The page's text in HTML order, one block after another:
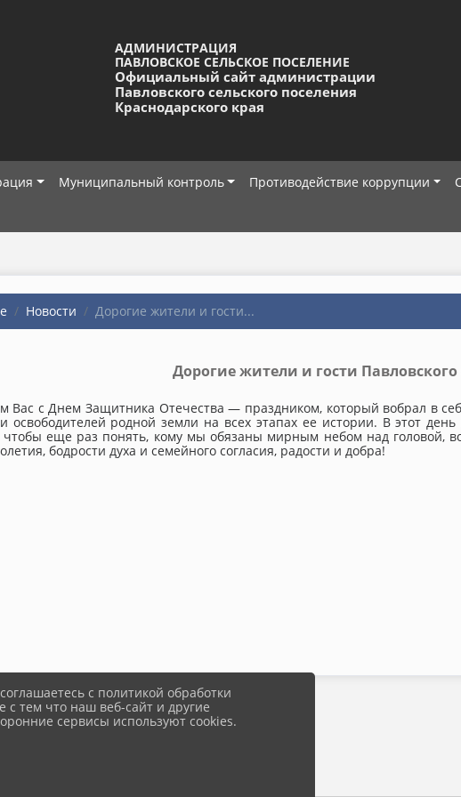
АДМИНИСТРАЦИЯ
ПАВЛОВСКОЕ СЕЛЬСКОЕ ПОСЕЛЕНИЕ
Официальный сайт администрации
Павловского сельского поселения
Краснодарского края
Муниципальный контроль Противодействие коррупции
Новости Дорогие жители и гости...
Дорогие жители и гости Павловского
Вас с Днем Защитника Отечества — праздником, который вобрал в
освободителей родной земли на всех этапах ее истории. В этот
еще раз понять, кому мы обязаны мирным небом над головой,
бодрости духа и семейного согласия, радости и добра!
с политикой обработки
с тем что наш веб-сайт и другие
сервисы используют cookies.